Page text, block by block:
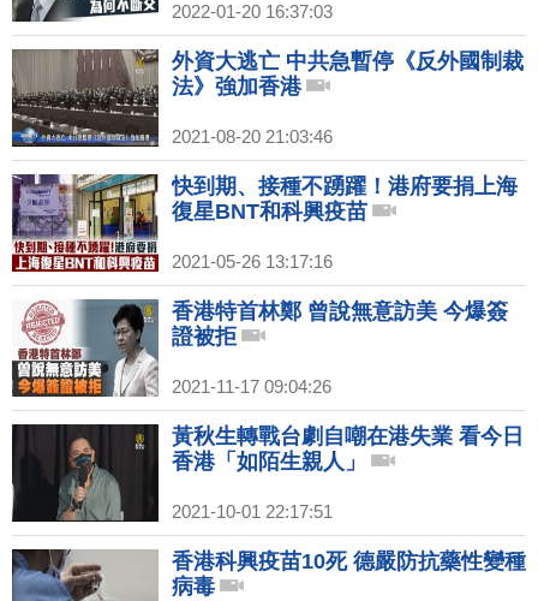
2022-01-20 16:37:03
外資大逃亡 中共急暫停《反外國制裁
法》強加香港
2021-08-20 21:03:46
快到期、接種不踴躍！港府要捐上海
復星BNT和科興疫苗
2021-05-26 13:17:16
香港特首林鄭 曾說無意訪美 今爆簽
證被拒
2021-11-17 09:04:26
黃秋生轉戰台劇自嘲在港失業 看今日
香港「如陌生親人」
2021-10-01 22:17:51
香港科興疫苗10死 德嚴防抗藥性變種
病毒